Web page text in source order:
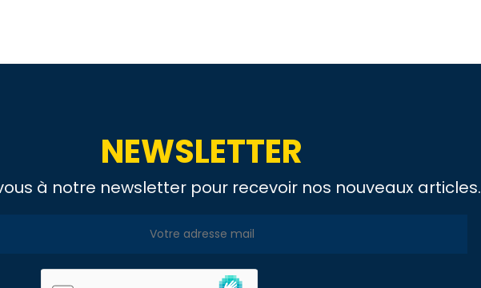
NEWSLETTER
à notre newsletter pour recevoir nos nouveaux articles.